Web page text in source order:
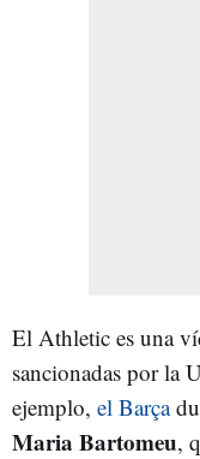
El Athletic es una
sancionadas por la
ejemplo, el Barça
Maria Bartomeu,